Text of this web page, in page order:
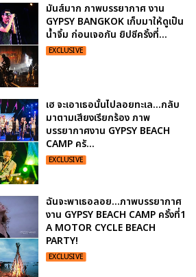
มันส์มาก ภาพบรรยากาศ งาน
GYPSY BANGKOK เก็บมาให้ดูเป็น
น้ำจิ้ม ก่อนเจอกัน ยิปซีครั้งที่...
EXCLUSIVE
เฮ จะเอาเธอนั้นไปลอยทะเล...กลับ
มาตามเสียงเรียกร้อง ภาพ
บรรยากาศงาน GYPSY BEACH
CAMP ครั...
EXCLUSIVE
ฉันจะพาเธอลอย...ภาพบรรยากาศ
งาน GYPSY BEACH CAMP ครั้งที่1
A MOTOR CYCLE BEACH
PARTY!
EXCLUSIVE